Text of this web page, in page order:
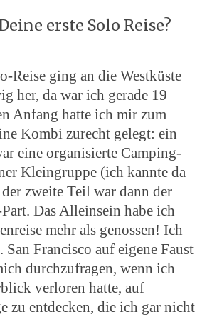
erste Solo Reise?
Reise ging an die Westküste
her, da war ich gerade 19
Anfang hatte ich mir zum
Kombi zurecht gelegt: ein
eine organisierte Camping-
Kleingruppe (ich kannte da
zweite Teil war dann der
Das Alleinsein habe ich
mehr als genossen! Ich
Francisco auf eigene Faust
durchzufragen, wenn ich
verloren hatte, auf
zu entdecken, die ich gar nicht